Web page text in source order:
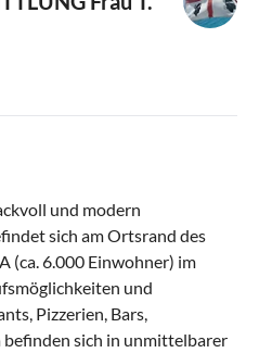
und modern
sich am Ortsrand des
(ca. 6.000 Einwohner) im
und
Pizzerien, Bars,
befinden sich in unmittelbarer